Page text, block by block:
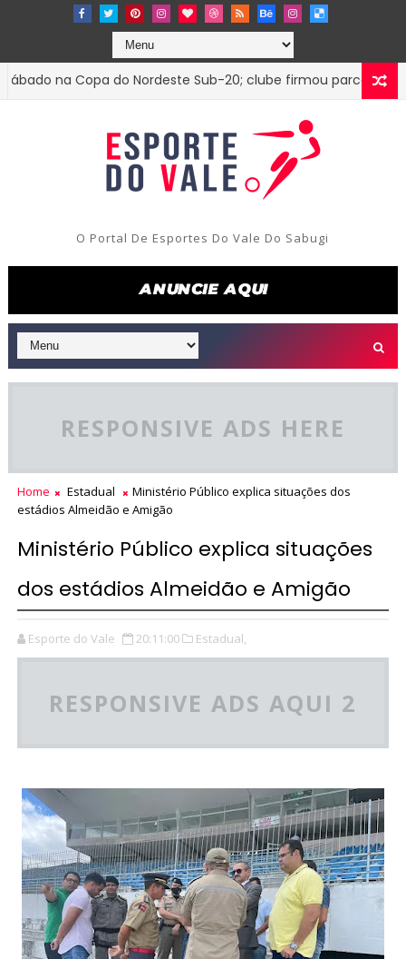
na Copa do Nordeste Sub-20; clube firmou parceria com o
O Portal De Esportes Do Vale Do Sabugi
RESPONSIVE ADS HERE
Home Estadual
Ministério Público explica situações dos
estádios Almeidão e Amigão
Ministério Público explica situações
dos estádios Almeidão e Amigão
Esporte do Vale 20:11:00 Estadual,
RESPONSIVE ADS AQUI 2